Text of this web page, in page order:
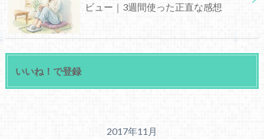
ビュー｜3週間使った正直な感想
いいね！で登録
2017年11月